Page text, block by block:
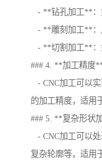
- **钻孔加工**：
- **雕刻加工**：
- **切割加工**：
### 4. **加工精度
- CNC加工可以
的加工精度，适用
### 5. **复杂形状
- CNC加工可以处
复杂轮廓等，适用